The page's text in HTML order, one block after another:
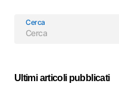
Cerca
Ultimi articoli pubblicati